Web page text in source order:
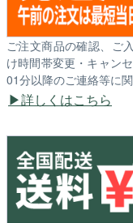
ご注文商品の確認、ご
け時間帯変更・キャン
01分以降のご連絡等に
詳しくはこちら